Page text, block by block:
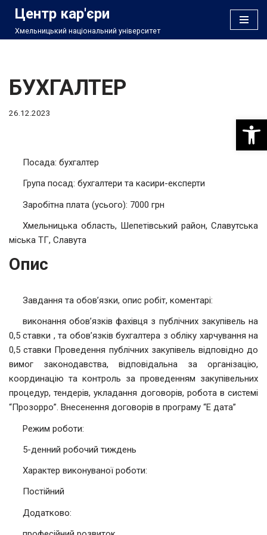
Перейти
Центр кар'єри
Хмельницький національний університет
БУХГАЛТЕР
26.12.2023
Посада: бухгалтер
Група посад: бухгалтери та касири-експерти
Заробітна плата (усього): 7000 грн
Хмельницька область, Шепетівський район, Славутська
міська ТГ, Славута
Опис
Завдання та обов’язки, опис робіт, коментарі:
виконання обов’язків фахівця з публічних закупівель на
0,5 ставки , та обов’язків бухгалтера з обліку харчування на
0,5 ставки Проведення публічних закупівель відповідно до
вимог законодавства, відповідальна за організацію,
координацію та контроль за проведенням закупівельних
процедур, тендерів, укладання договорів, робота в системі
“Прозорро”. Внесенення договорів в програму “Е дата”
Режим роботи:
5-денний робочий тиждень
Характер виконуваної роботи:
Постійний
Додатково: